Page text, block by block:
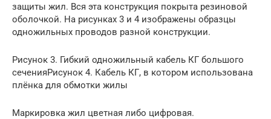
защиты жил. Вся эта конструкция покрыта резиновой
оболочкой. На рисунках 3 и 4 изображены образцы
одножильных проводов разной конструкции.
Рисунок 3. Гибкий одножильный кабель КГ большого
сеченияРисунок 4. Кабель КГ, в котором использована
плёнка для обмотки жилы
Маркировка жил цветная либо цифровая.